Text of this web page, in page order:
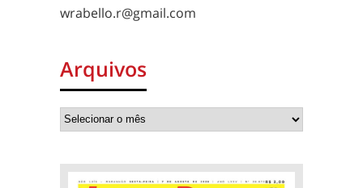
wrabello.r@gmail.com
Arquivos